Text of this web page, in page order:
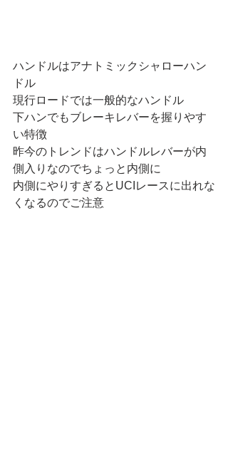
ハンドルはアナトミックシャローハン
ドル
現行ロードでは一般的なハンドル
下ハンでもブレーキレバーを握りやす
い特徴
昨今のトレンドはハンドルレバーが内
側入りなのでちょっと内側に
内側にやりすぎるとUCIレースに出れな
くなるのでご注意